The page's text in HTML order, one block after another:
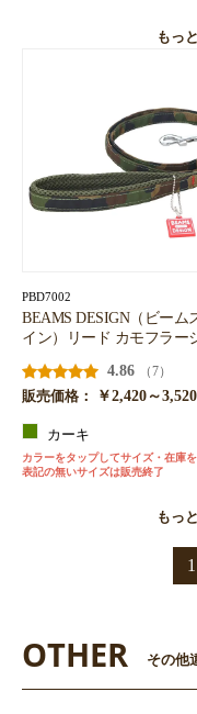
もっ
PBD7002
BEAMS DESIGN（ビーム
イン）リード カモフラー
4.86
（7）
販売価格：
￥2,420～3,520
カーキ
カラーをタップしてサイズ・在庫
表記の無いサイズは販売終了
もっ
1
OTHER その他